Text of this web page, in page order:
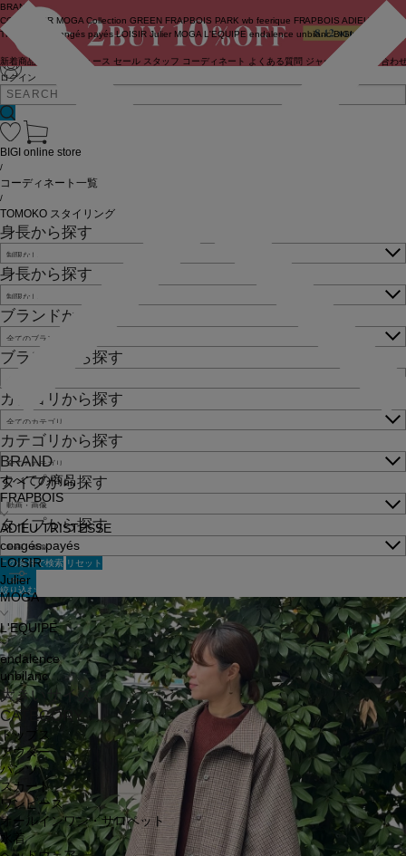
ログイン
BRAND
COUTURIER MOGA Collection GREEN FRAPBOIS PARK wb feerique FRAPBOIS ADIEU
TRISTESSE
congés payés LOISIR Julier MOGA L'EQUIPE endalence unbilanc BIGI online store
新着商品 ニュース セール スタッフ コーディネート よくある質問 ジャーナル お問い合わ
BRAND
すべての商品
FRAPBOIS
ADIEU TRISTESSE
congés payés
LOISIR
Julier
MOGA
L'EQUIPE
endalence
unbilanc
大きいサイズ
CATEGORY
トップス
アウター
パンツ
スカート
ワンピース
オールインワン・サロペット
水着
BIGI online store
/
コーディネート一覧
/
TOMOKO スタイリング
身長から探す
身長から探す
ブランドから探す
ブランドから探す
カテゴリから探す
カテゴリから探す
タイプから探す
タイプから探す
この条件で検索 リセット
絞り込む